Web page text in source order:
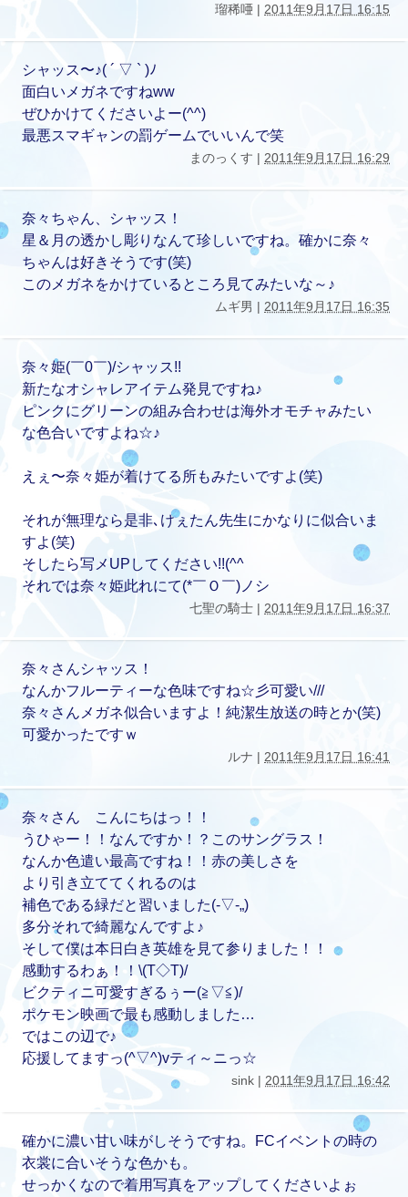
瑠稀唖 | 2011年9月17日 16:15
シャッス〜♪( ´ ▽ ` )ﾉ
面白いメガネですねww
ぜひかけてくださいよー(^^)
最悪スマギャンの罰ゲームでいいんで笑
まのっくす | 2011年9月17日 16:29
奈々ちゃん、シャッス！
星＆月の透かし彫りなんて珍しいですね。確かに奈々
ちゃんは好きそうです(笑)
このメガネをかけているところ見てみたいな～♪
ムギ男 | 2011年9月17日 16:35
奈々姫(￣0￣)/シャッス!!
新たなオシャレアイテム発見ですね♪
ピンクにグリーンの組み合わせは海外オモチャみたい
な色合いですよね☆♪
えぇ〜奈々姫が着けてる所もみたいですよ(笑)
それが無理なら是非､けぇたん先生にかなりに似合いま
すよ(笑)
そしたら写メUPしてください!!(^^ゞ
それでは奈々姫此れにて(*￣Ｏ￣)ノシ
七聖の騎士 | 2011年9月17日 16:37
奈々さんシャッス！
なんかフルーティーな色味ですね☆彡可愛い///
奈々さんメガネ似合いますよ！純潔生放送の時とか(笑)
可愛かったですｗ
ルナ | 2011年9月17日 16:41
奈々さん こんにちはっ！！
うひゃー！！なんですか！？このサングラス！
なんか色遣い最高ですね！！赤の美しさを
より引き立ててくれるのは
補色である緑だと習いました(-▽-„)
多分それで綺麗なんですよ♪
そして僕は本日白き英雄を見て参りました！！
感動するわぁ！！\(T◇T)/
ビクティニ可愛すぎるぅー(≧▽≦)/
ポケモン映画で最も感動しました…
ではこの辺で♪
応援してますっ(^▽^)vティ～ニっ☆
sink | 2011年9月17日 16:42
確かに濃い甘い味がしそうですね。FCイベントの時の
衣裳に合いそうな色かも。
せっかくなので着用写真をアップしてくださいよぉ